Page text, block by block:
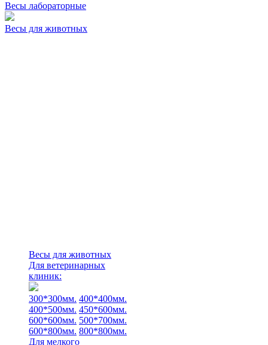
Весы лабораторные
Весы для животных
Весы для животных
Для ветеринарных
клиник:
300*300мм. 400*400мм.
400*500мм. 450*600мм.
600*600мм. 500*700мм.
600*800мм. 800*800мм.
Для мелкого